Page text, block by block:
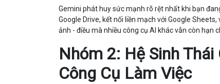
Gemini phát huy sức mạnh rõ rệt nhất khi bạn
Google Drive, kết nối liền mạch với Google
ảnh - điều mà nhiều công cụ AI khác vẫn còn hạn
Nhóm 2: Hệ Sinh
Công Cụ Làm Việc